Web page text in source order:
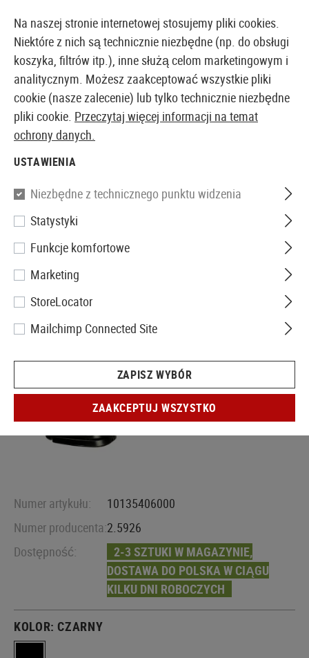
EUROPEJSKI AIRSOFT SKLEP I HURTOWNIA
Strona główna
USP Spring Gun
Numer artykułu:
10135406000
Numer producenta:2.5926
Dostępność:
2-3 SZTUKI W MAGAZYNIE,
DOSTAWA DO POLSKA W CIĄGU
KILKU DNI ROBOCZYCH
KOLOR: CZARNY
Na naszej stronie internetowej stosujemy pliki cookies.
Niektóre z nich są technicznie niezbędne (np. do obsługi
koszyka, filtrów itp.), inne służą celom marketingowym i
analitycznym. Możesz zaakceptować wszystkie pliki
cookie (nasze zalecenie) lub tylko technicznie niezbędne
pliki cookie. Przeczytaj więcej informacji na temat
ochrony danych.
USTAWIENIA
Niezbędne z technicznego punktu widzenia
Statystyki
Funkcje komfortowe
Marketing
StoreLocator
Mailchimp Connected Site
ZAPISZ WYBÓR
ZAAKCEPTUJ WSZYSTKO